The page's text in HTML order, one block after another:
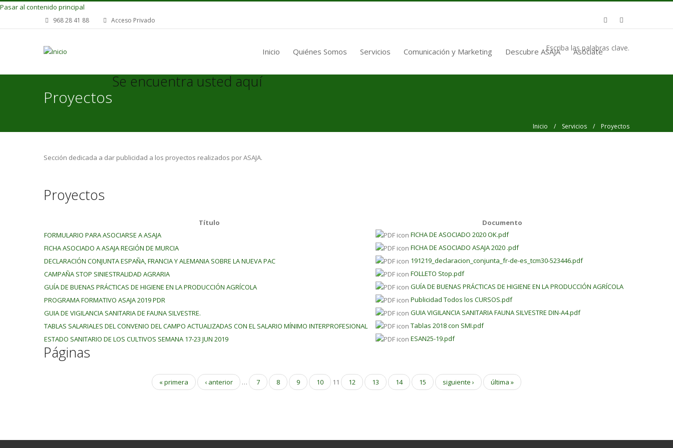
Pasar al contenido principal
968 28 41 88 Acceso Privado
Inicio Quiénes Somos Servicios Comunicación y Marketing Descubre ASAJA Asóciate
Escriba las palabras clave.
Proyectos
Se encuentra usted aquí
Inicio / Servicios / Proyectos
Sección dedicada a dar publicidad a los proyectos realizados por ASAJA.
Proyectos
Título
Documento
FORMULARIO PARA ASOCIARSE A ASAJA
FICHA DE ASOCIADO 2020 OK.pdf
FICHA ASOCIADO A ASAJA REGIÓN DE MURCIA
FICHA DE ASOCIADO ASAJA 2020 .pdf
DECLARACIÓN CONJUNTA ESPAÑA, FRANCIA Y ALEMANIA SOBRE LA NUEVA PAC
191219_declaracion_conjunta_fr-de-es_tcm30-523446.pdf
CAMPAÑA STOP SINIESTRALIDAD AGRARIA
FOLLETO Stop.pdf
GUÍA DE BUENAS PRÁCTICAS DE HIGIENE EN LA PRODUCCIÓN AGRÍCOLA
GUÍA DE BUENAS PRÁCTICAS DE HIGIENE EN LA PRODUCCIÓN AGRÍCOLA
PROGRAMA FORMATIVO ASAJA 2019 PDR
Publicidad Todos los CURSOS.pdf
GUIA DE VIGILANCIA SANITARIA DE FAUNA SILVESTRE.
GUIA VIGILANCIA SANITARIA FAUNA SILVESTRE DIN-A4.pdf
TABLAS SALARIALES DEL CONVENIO DEL CAMPO ACTUALIZADAS CON EL SALARIO MÍNIMO INTERPROFESIONAL
Tablas 2018 con SMI.pdf
ESTADO SANITARIO DE LOS CULTIVOS SEMANA 17-23 JUN 2019
ESAN25-19.pdf
Páginas
« primera ‹ anterior … 7 8 9 10 11 12 13 14 15 siguiente › última »